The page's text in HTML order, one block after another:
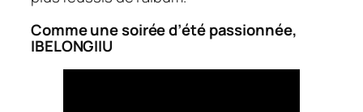
Comme une soirée d’été passionnée,
IBELONGIIU